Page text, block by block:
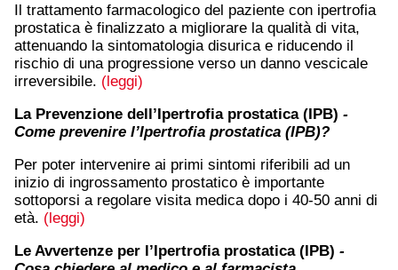
Il trattamento farmacologico del paziente con ipertrofia
prostatica è finalizzato a migliorare la qualità di vita,
attenuando la sintomatologia disurica e riducendo il
rischio di una progressione verso un danno vescicale
irreversibile. (leggi)
La Prevenzione dell’Ipertrofia prostatica (IPB) -
Come prevenire l’Ipertrofia prostatica (IPB)?
Per poter intervenire ai primi sintomi riferibili ad un
inizio di ingrossamento prostatico è importante
sottoporsi a regolare visita medica dopo i 40-50 anni di
età. (leggi)
Le Avvertenze per l’Ipertrofia prostatica (IPB) -